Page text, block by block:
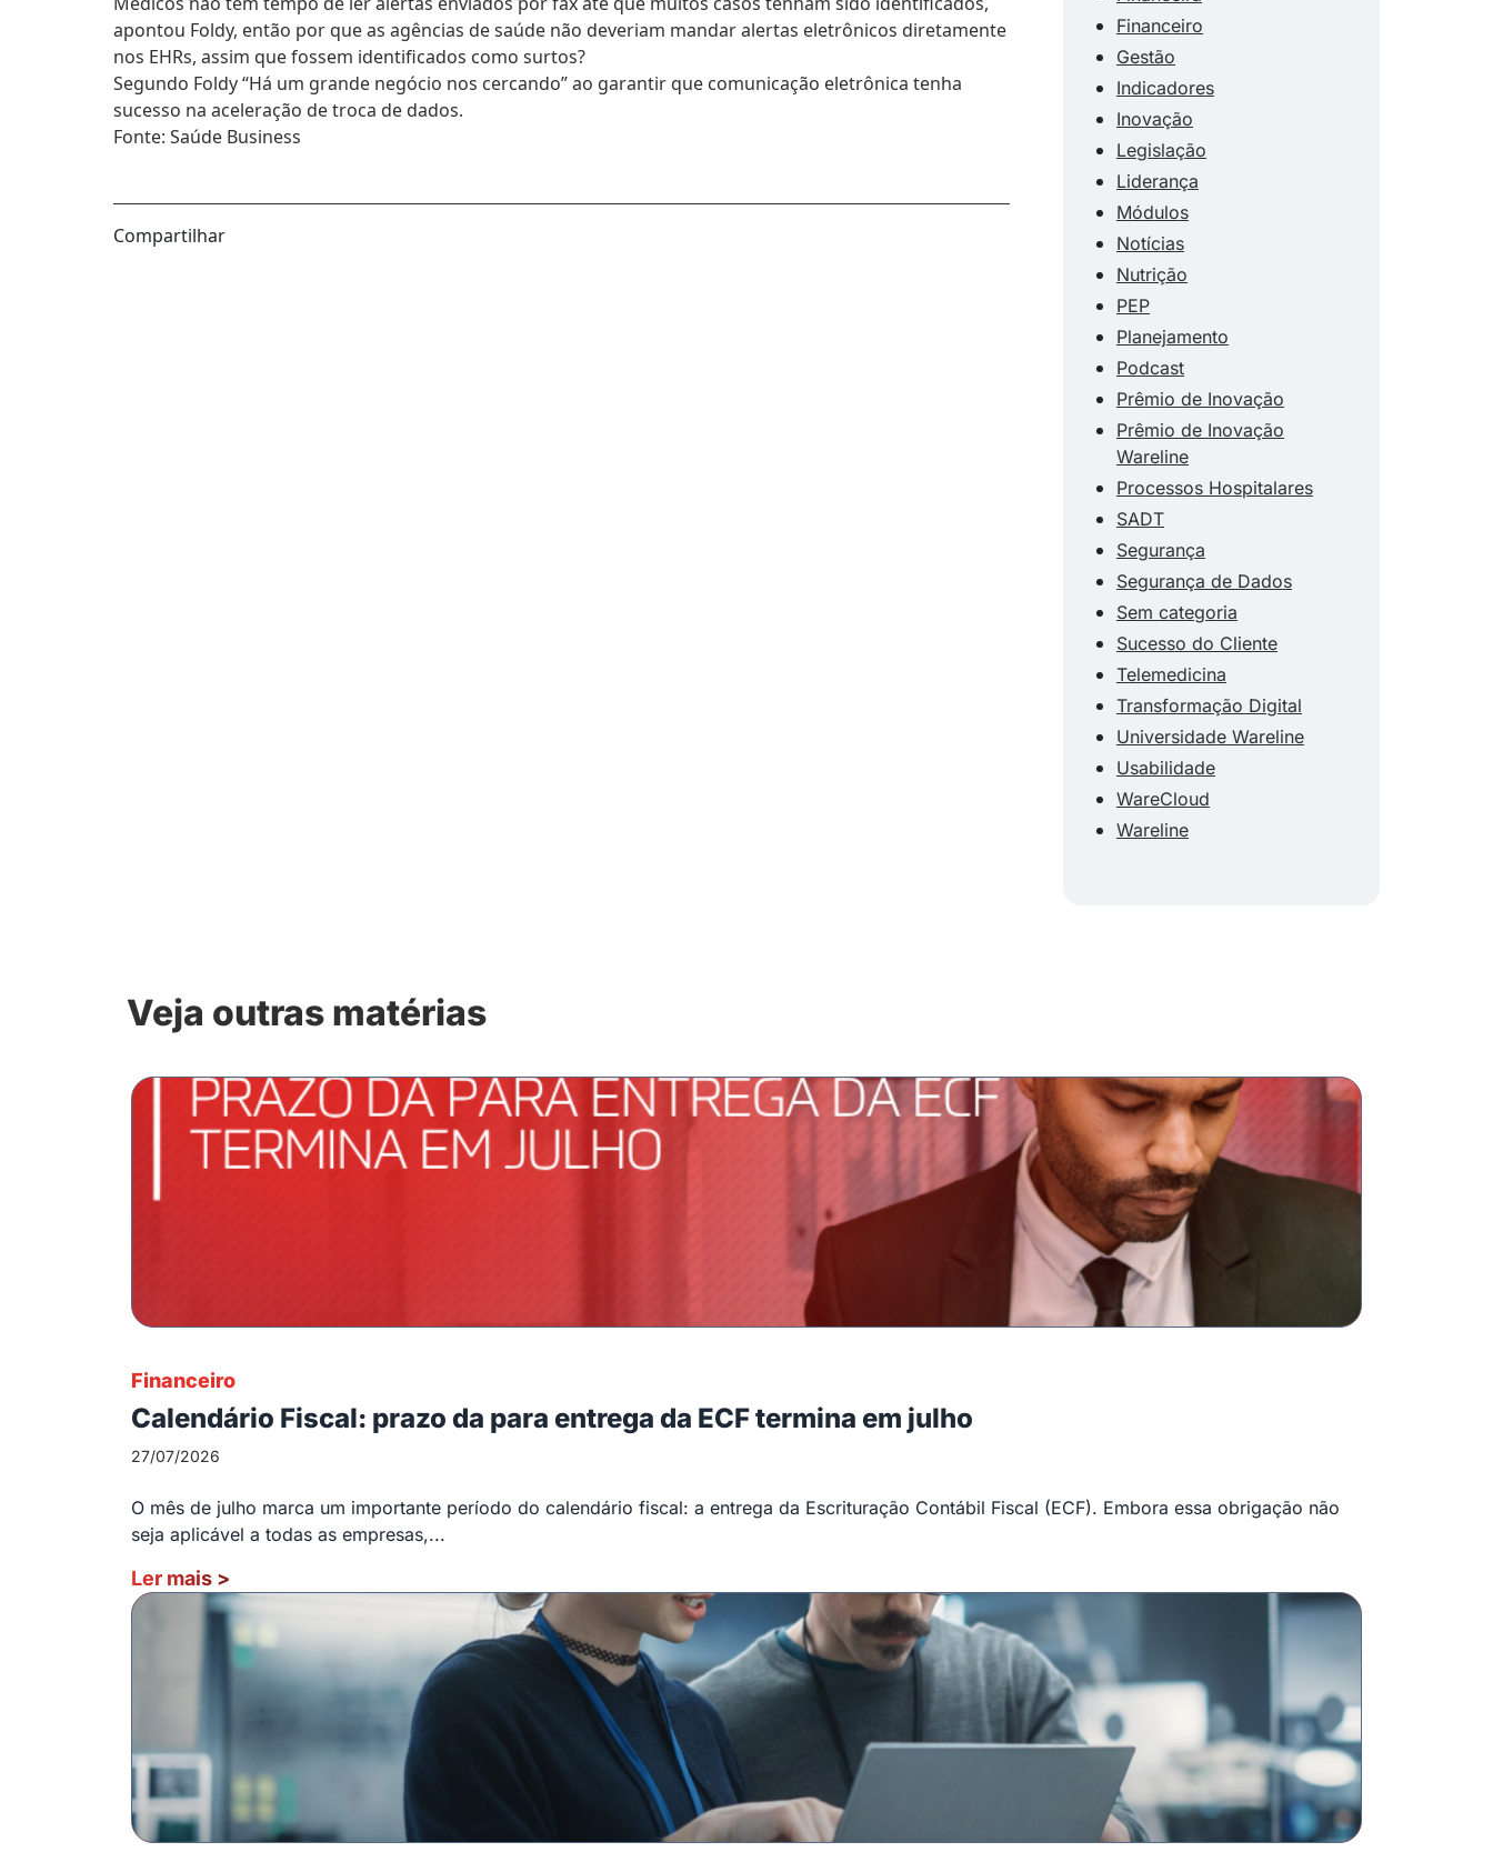
apontou Foldy, então por que as agências de saúde não deveriam mandar alertas eletrônicos diretamente
nos EHRs, assim que fossem identificados como surtos?
Segundo Foldy “Há um grande negócio nos cercando” ao garantir que comunicação eletrônica tenha
sucesso na aceleração de troca de dados.
Fonte: Saúde Business
Compartilhar
Financeiro
Gestão
Indicadores
Inovação
Legislação
Liderança
Módulos
Notícias
Nutrição
PEP
Planejamento
Podcast
Prêmio de Inovação
Prêmio de Inovação
Wareline
Processos Hospitalares
SADT
Segurança
Segurança de Dados
Sem categoria
Sucesso do Cliente
Telemedicina
Transformação Digital
Universidade Wareline
Usabilidade
WareCloud
Wareline
Veja outras matérias
Financeiro
Calendário Fiscal: prazo da para entrega da ECF termina em julho
27/07/2026
O mês de julho marca um importante período do calendário fiscal: a entrega da Escrituração Contábil Fiscal (ECF). Embora essa obrigação não
seja aplicável a todas as empresas,...
Ler mais >